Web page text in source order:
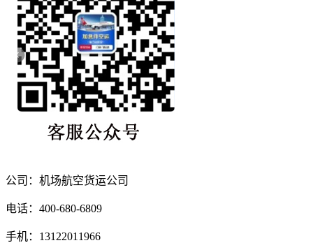
公司：机场航空货运公司
电话：400-680-6809
手机：13122011966